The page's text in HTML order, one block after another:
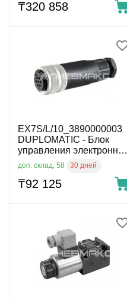
₸320 858
EX7S/L/10_3890000003
DUPLOMATIC - Блок
управления электронный
для пропорционнальных
распределителей
доп. склад: 58 30 дней
₸92 125